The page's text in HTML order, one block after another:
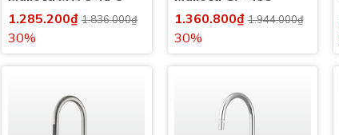
1.285.200₫1.836.000₫
30%
1.360.800₫1.944.000₫
30%